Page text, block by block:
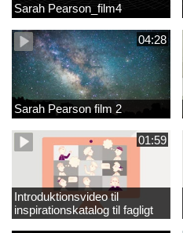
Sarah Pearson_film4
04:28
Sarah Pearson film 2
01:59
Introduktionsvideo til
inspirationskatalog til fagligt
løft_tilrettet